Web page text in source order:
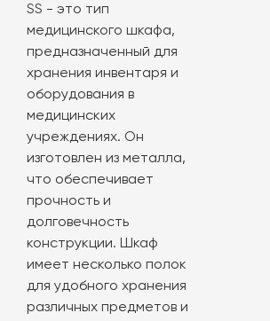
SS - это тип
медицинского шкафа,
предназначенный для
хранения инвентаря и
оборудования в
медицинских
учреждениях. Он
изготовлен из металла,
что обеспечивает
прочность и
долговечность
конструкции. Шкаф
имеет несколько полок
для удобного хранения
различных предметов и